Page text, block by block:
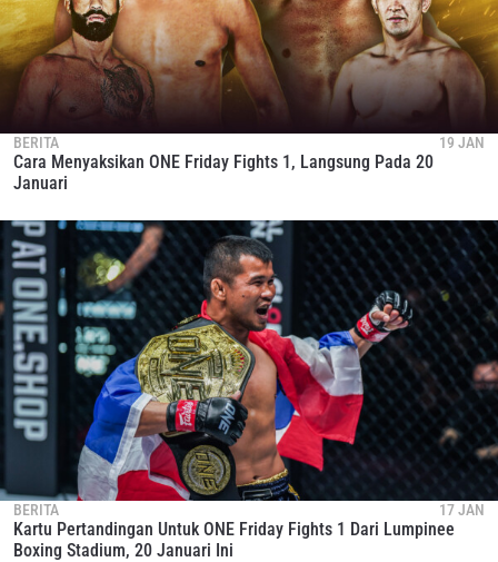
BERITA 19 JAN
Cara Menyaksikan ONE Friday Fights 1, Langsung Pada 20
Januari
BERITA 17 JAN
Kartu Pertandingan Untuk ONE Friday Fights 1 Dari Lumpinee
Boxing Stadium, 20 Januari Ini